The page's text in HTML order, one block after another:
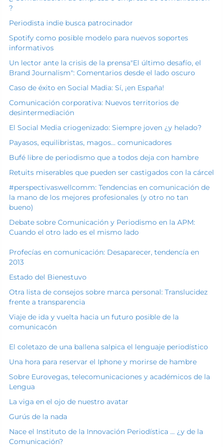
?
Periodista indie busca patrocinador
Spotify como posible modelo para nuevos soportes
informativos
Un lector ante la crisis de la prensa"El último desafío, el
Brand Journalism": Comentarios desde el lado oscuro
Caso de éxito en Social Madia: Sí, ¡en España!
Comunicación corporativa: Nuevos territorios de
desintermediación
El Social Media criogenizado: Siempre joven ¿y helado?
Payasos, equilibristas, magos... comunicadores
Bufé libre de periodismo que a todos deja con hambre
Retuits miserables que pueden ser castigados con la cárcel
#perspectivaswellcomm: Tendencias en comunicación de
la mano de los mejores profesionales (y otro no tan
bueno)
Debate sobre Comunicación y Periodismo en la APM:
Cuando el otro lado es el mismo lado
Profecías en comunicación: Desaparecer, tendencía en
2013
Estado del Bienestuvo
Otra lista de consejos sobre marca personal: Translucidez
frente a transparencia
Viaje de ida y vuelta hacia un futuro posible de la
comunicacón
El coletazo de una ballena salpica el lenguaje periodístico
Una hora para reservar el Iphone y morirse de hambre
Sobre Eurovegas, telecomunicaciones y académicos de la
Lengua
La viga en el ojo de nuestro avatar
Gurús de la nada
Nace el Instituto de la Innovación Periodística ... ¿y de la
Comunicación?